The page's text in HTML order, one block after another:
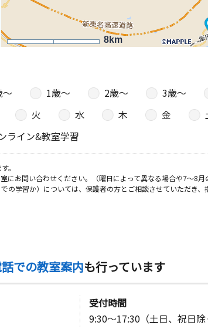
8km
〜 1歳〜 2歳〜 3歳〜
火 水 木 金
ライン&教室学習
。
お問い合わせください。（曜日によって異なる場合や7～8月
学習か）については、保護者の方とご相談させていただき、
での教室案内も行っています
受付時間
9:30～17:30（土日、祝日除